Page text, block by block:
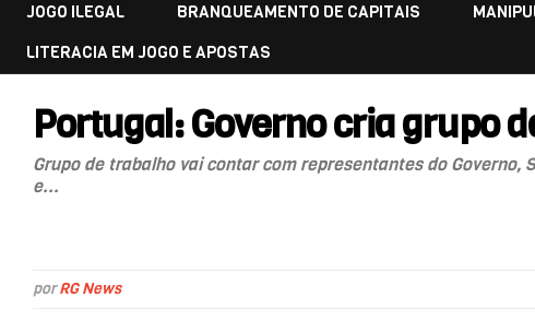
JOGO ILEGAL
BRANQUEAMENTO DE CAPITAIS
LITERACIA EM JOGO E APOSTAS
Portugal: Governo cria grupo
Grupo de trabalho vai contar com representantes do
e...
porRG News